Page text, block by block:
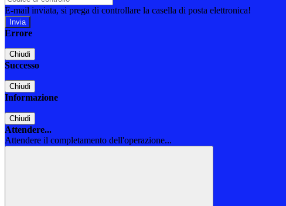
E-mail inviata, si prega di controllare la casella di posta elettronica!
Errore
Chiudi
Successo
Chiudi
Informazione
Chiudi
Attendere...
Attendere il completamento dell'operazione...